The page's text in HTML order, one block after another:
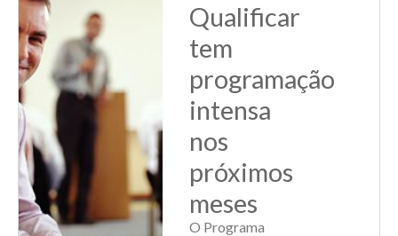
in company "Eu,
meus cole...
Leia Mais
Qualificar
tem
programação
intensa
nos
próximos
meses
O Programa